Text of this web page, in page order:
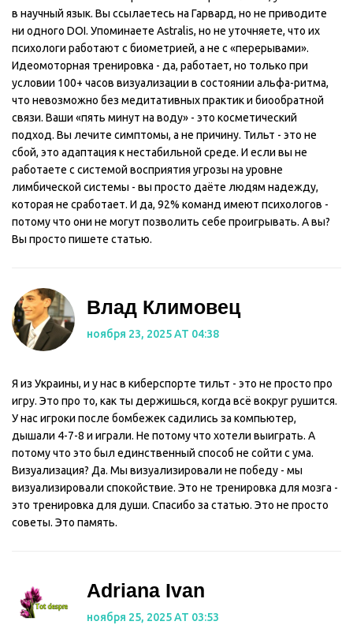
в научный язык. Вы ссылаетесь на Гарвард, но не приводите
ни одного DOI. Упоминаете Astralis, но не уточняете, что их
психологи работают с биометрией, а не с «перерывами».
Идеомоторная тренировка - да, работает, но только при
условии 100+ часов визуализации в состоянии альфа-ритма,
что невозможно без медитативных практик и биообратной
связи. Ваши «пять минут на воду» - это косметический
подход. Вы лечите симптомы, а не причину. Тильт - это не
сбой, это адаптация к нестабильной среде. И если вы не
работаете с системой восприятия угрозы на уровне
лимбической системы - вы просто даёте людям надежду,
которая не сработает. И да, 92% команд имеют психологов -
потому что они не могут позволить себе проигрывать. А вы?
Вы просто пишете статью.
Влад Климовец
ноября 23, 2025 AT 04:38
Я из Украины, и у нас в киберспорте тильт - это не просто про
игру. Это про то, как ты держишься, когда всё вокруг рушится.
У нас игроки после бомбежек садились за компьютер,
дышали 4-7-8 и играли. Не потому что хотели выиграть. А
потому что это был единственный способ не сойти с ума.
Визуализация? Да. Мы визуализировали не победу - мы
визуализировали спокойствие. Это не тренировка для мозга -
это тренировка для души. Спасибо за статью. Это не просто
советы. Это память.
Adriana Ivan
ноября 25, 2025 AT 03:53